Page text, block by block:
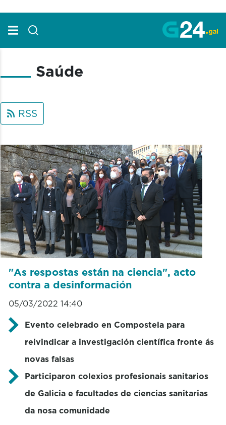
Saúde
RSS
"As respostas están na ciencia", acto
contra a desinformación
05/03/2022 14:40
Evento celebrado en Compostela para
reivindicar a investigación científica fronte ás
novas falsas
Participaron colexios profesionais sanitarios
de Galicia e facultades de ciencias sanitarias
da nosa comunidade